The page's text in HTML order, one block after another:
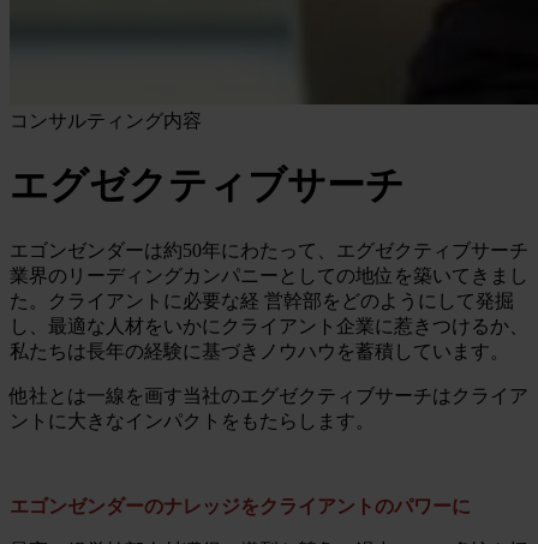
コンサルティング内容
エグゼクティブサーチ
エゴンゼンダーは約50年にわたって、エグゼクティブサーチ
業界のリーディングカンパニーとしての地位を築いてきまし
た。クライアントに必要な経 営幹部をどのようにして発掘
し、最適な人材をいかにクライアント企業に惹きつけるか、
私たちは長年の経験に基づきノウハウを蓄積しています。
他社とは一線を画す当社のエグゼクティブサーチはクライア
ントに大きなインパクトをもたらします。
エゴンゼンダーのナレッジをクライアントのパワーに